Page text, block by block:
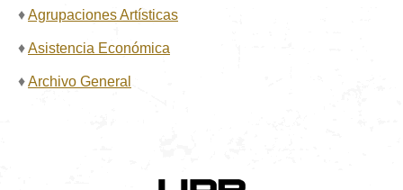
♦Agrupaciones Artísticas
♦Asistencia Económica
♦Archivo General